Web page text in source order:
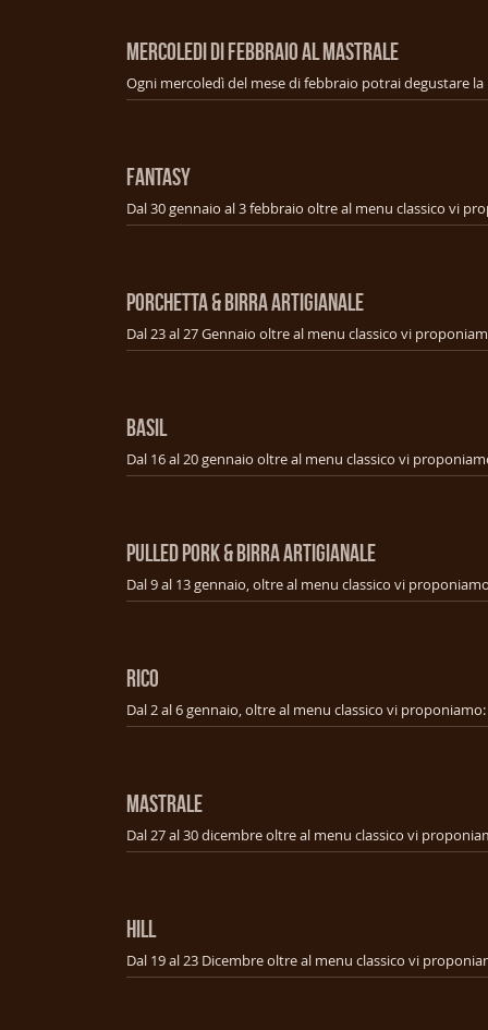
MERCOLEDI DI FEBBRAIO AL MASTRALE
FANTASY
PORCHETTA & BIRRA ARTIGIANALE
BASIL
PULLED PORK & BIRRA ARTIGIANALE
RICO
MASTRALE
HILL